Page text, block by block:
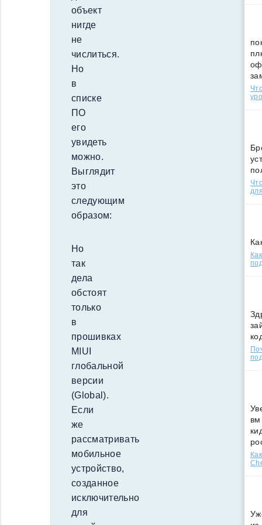
объект
нигде
не
числиться.
Но
в
списке
ПО
его
увидеть
можно.
Выглядит
это
следующим
образом:
Но
так
дела
обстоят
только
в
прошивках
MIUI
глобальной
версии
(Global).
Если
же
рассматривать
мобильное
устройство,
созданное
исключительно
для
вм